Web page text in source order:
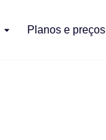
Planos e preços